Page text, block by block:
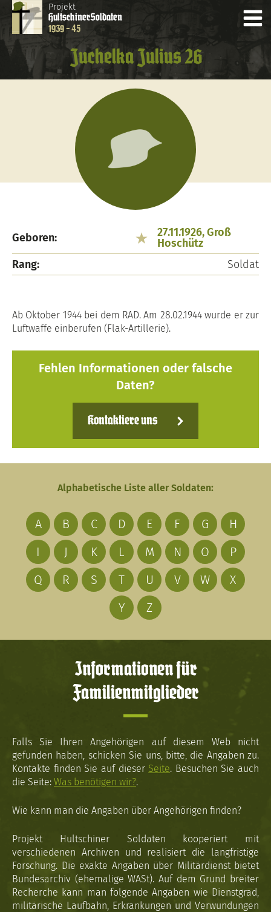
Projekt
HultschinerSoldaten
1939 - 45
Juchelka Julius 26
Geboren:
27.11.1926, Groß
Hoschütz
Rang:
Soldat
Ab Oktober 1944 bei dem RAD. Am 28.02.1944 wurde er zur
Luftwaffe einberufen (Flak-Artillerie).
Fehlen Informationen oder falsche
Daten?
Kontaktiere uns
Alphabetische Liste aller Soldaten:
A B C D E F G
H
I
J K L M N O
P
Q
R S T U V W
X
Y
Z
Informationen für
Familienmitglieder
Falls Sie Ihren Angehörigen auf diesem Web nicht
gefunden haben, schicken Sie uns, bitte, die Angaben zu.
Kontakte finden Sie auf dieser Seite. Besuchen Sie auch
die Seite: Was benötigen wir?.
Wie kann man die Angaben über Angehörigen finden?
Projekt Hultschiner Soldaten kooperiert mit
verschiedenen Archiven und realisiert die langfristige
Forschung. Die exakte Angaben über Militärdienst bietet
Bundesarchiv (ehemalige WASt). Auf dem Grund breiter
Recherche kann man folgende Angaben wie Dienstgrad,
militärische Laufbahn, Erkrankungen und Verwundungen